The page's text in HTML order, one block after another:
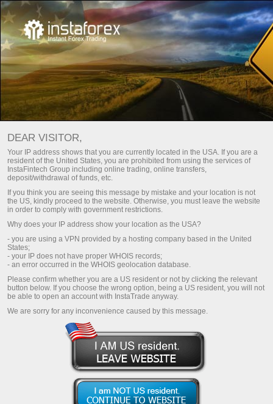
RSS FEEDS โดย INSTATRADE
COMPANY
เปิดบัญชีเทรด
เปิดบัญชีเดโม
RSS news feeds โดย InstaTrade Company จะรวบรวม
และแสดงบทวิเคราะห์ต่างๆและข่าวเกี่ยวกับ forex ที่เข้า
มาแบบสดๆร้อนๆ รวมทั้งข่าวต่างๆของ Company ในรูป
แบบที่สะดวกสบายขึ้น
InstaTrade RSS news feeds ทำให้สามารถรับรู้การ
อัพเดทล่าสุดบนเว็บไซต์และช่วยประหยัดเวลาได้ รูป
แบบ RSS จะเป็นรูปแบบที่มีการจัดเรียงลำดับข่าวสารที่
เข้ามาและมีการเข้าถึงข้อมูลได้แบบไม่ซับซ้อนและ
ปราศจากโฆษณาใดๆทั้งสิ้น ยิ่งไปกว่านั้น คุณยังสามารถ
เลือกภาษาของข่าวที่เข้ามาได้อีกด้วย
DEAR VISITOR,
Your IP address shows that you are currently located in the USA. If you are a
resident of the United States, you are prohibited from using the services of
InstaFintech Group including online trading, online transfers,
deposit/withdrawal of funds, etc.
If you think you are seeing this message by mistake and your location is not
the US, kindly proceed to the website. Otherwise, you must leave the website
in order to comply with government restrictions.
Why does your IP address show your location as the USA?
- you are using a VPN provided by a hosting company based in the United
States;
- your IP does not have proper WHOIS records;
- an error occurred in the WHOIS geolocation database.
Please confirm whether you are a US resident or not by clicking the relevant
button below. If you choose the wrong option, being a US resident, you will not
be able to open an account with InstaTrade anyway.
We are sorry for any inconvenience caused by this message.